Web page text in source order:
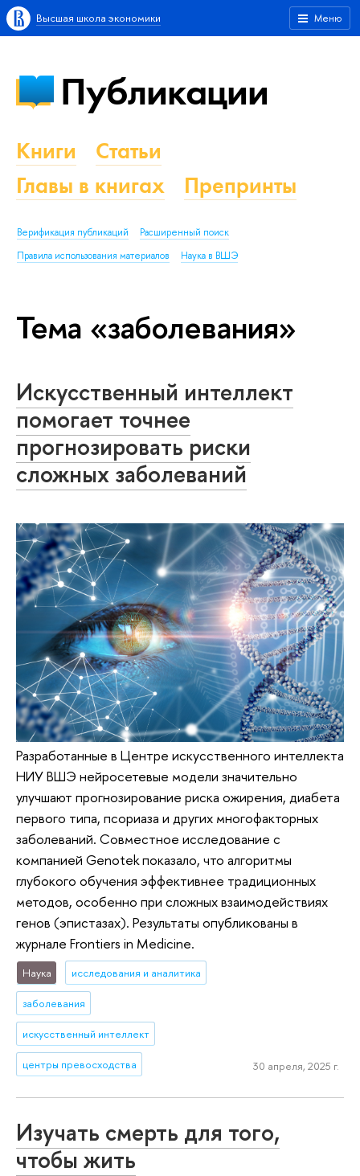
Меню
Высшая школа экономики
Публикации
Книги
Статьи
Главы в книгах
Препринты
Верификация публикаций
Расширенный поиск
Правила использования материалов
Наука в ВШЭ
Тема «заболевания»
Искусственный интеллект
помогает точнее
прогнозировать риски
сложных заболеваний
Разработанные в Центре искусственного интеллекта
НИУ ВШЭ нейросетевые модели значительно
улучшают прогнозирование риска ожирения, диабета
первого типа, псориаза и других многофакторных
заболеваний. Совместное исследование с
компанией Genotek показало, что алгоритмы
глубокого обучения эффективнее традиционных
методов, особенно при сложных взаимодействиях
генов (эпистазах). Результаты опубликованы в
журнале Frontiers in Medicine.
Наука исследования и аналитика
заболевания
искусственный интеллект
центры превосходства 30 апреля, 2025 г.
Изучать смерть для того,
чтобы жить